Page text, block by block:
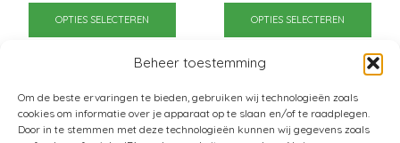
Beheer toestemming
Om de beste ervaringen te bieden, gebruiken wij technologieën zoals
cookies om informatie over je apparaat op te slaan en/of te raadplegen.
Door in te stemmen met deze technologieën kunnen wij gegevens zoals
tot
€ 89,70
OPTIES SELECTEREN
heeft
meerdere
Deze
optie
tot
€ 96,50
OPTIES SELECTEREN